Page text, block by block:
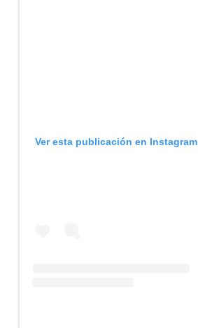
Ver esta publicación en Instagram